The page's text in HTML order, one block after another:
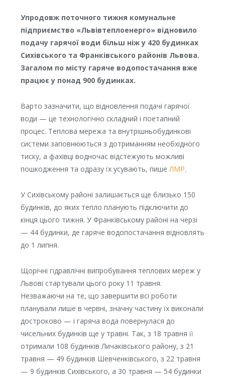
Упродовж поточного тижня комунальне
підприємство «Львівтеплоенерго» відновило
подачу гарячої води більш ніж у 420 будинках
Сихівського та Франківського районів Львова.
Загалом по місту гаряче водопостачання вже
працює у понад 900 будинках.
Варто зазначити, що відновлення подачі гарячої
води — це технологічно складний і поетапний
процес. Теплова мережа та внутрішньобудинкові
системи заповнюються з дотриманням необхідного
тиску, а фахівці водночас відстежують можливі
пошкодження та одразу їх усувають, пишеЛМР.
У Сихівському районі залишається ще близько 150
будинків, до яких тепло планують підключити до
кінця цього тижня. У Франківському районі на черзі
— 44 будинки, де гаряче водопостачання відновлять
до 1 липня.
Щорічні гідравлічні випробування теплових мереж у
Львові стартували цього року 11 травня.
Незважаючи на те, що завершити всі роботи
планували лише в червні, значну частину їх виконали
достроково — і гаряча вода повернулася до
чисельних будинків ще у травні. Так, з 18 травня її
отримали 108 будинків Личаківського району, з 21
травня — 49 будинків Шевченківського, з 22 травня
— 9 будинків Сихівського, а 30 травня — 54 будинки